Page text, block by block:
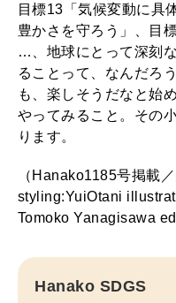
目標13「気候変動に具
豊かさを守ろう」、目
…、地球にとって深刻
ることって、なんだろ
も、楽しそうだなと始
やってみること。その
ります。
（Hanako1185号掲載
styling:YuiOtani
Tomoko Yanagisawa
Hanako SDGS